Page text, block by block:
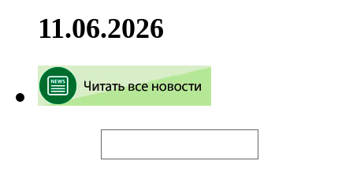
11.06.2026